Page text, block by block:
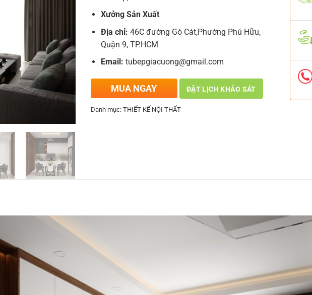
Xưởng Sản Xuất
Địa chỉ: 46C đường Gò Cát,Phường Phú Hữu,
Quận 9, TP.HCM
Email: tubepgiacuong@gmail.com
MUA NGAY ĐẶT LỊCH KHẢO SÁT
Danh mục: THIẾT KẾ NỘI THẤT